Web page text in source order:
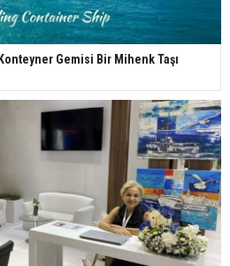
Gemisi Bir Mihenk Taşı